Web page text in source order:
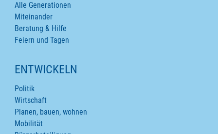
Alle Generationen
Miteinander
Beratung & Hilfe
Feiern und Tagen
ENTWICKELN
Politik
Wirtschaft
Planen, bauen, wohnen
Mobilität